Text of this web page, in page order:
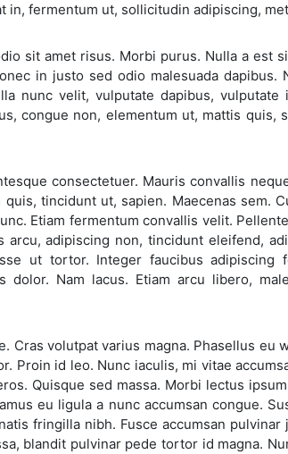
in, fermentum ut, sollicitudin adipiscing,
sit amet risus. Morbi purus. Nulla a est
in justo sed odio malesuada dapibus.
nunc velit, vulputate dapibus, vulputate
congue non, elementum ut, mattis quis,
consectetuer. Mauris convallis
tincidunt ut, sapien. Maecenas sem.
Etiam fermentum convallis velit.
adipiscing non, tincidunt eleifend,
ut tortor. Integer faucibus adipiscing
Nam lacus. Etiam arcu libero,
volutpat varius magna. Phasellus eu
Proin id leo. Nunc iaculis, mi vitae
Quisque sed massa. Morbi lectus
eu ligula a nunc accumsan congue.
fringilla nibh. Fusce accumsan pulvinar
blandit pulvinar pede tortor id magna.